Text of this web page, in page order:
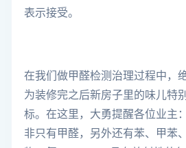
表示接受。
在我们做甲醛检测治理过程中，
为装修完之后新房子里的味儿特
标。在这里，大勇提醒各位业主
非只有甲醛，另外还有苯、甲苯